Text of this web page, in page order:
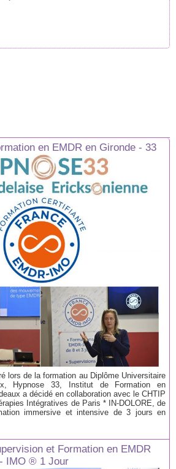
en EMDR en Gironde - 33
lors de la formation au Diplôme Universitaire
Hypnose 33, Institut de Formation en
a décidé en collaboration avec le CHTIP
Intégratives de Paris * IN-DOLORE, de
immersive et intensive de 3 jours en
et Formation en EMDR
IMO ® 1 Jour